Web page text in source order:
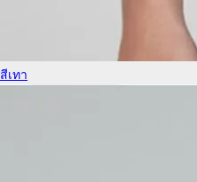
สีเทา